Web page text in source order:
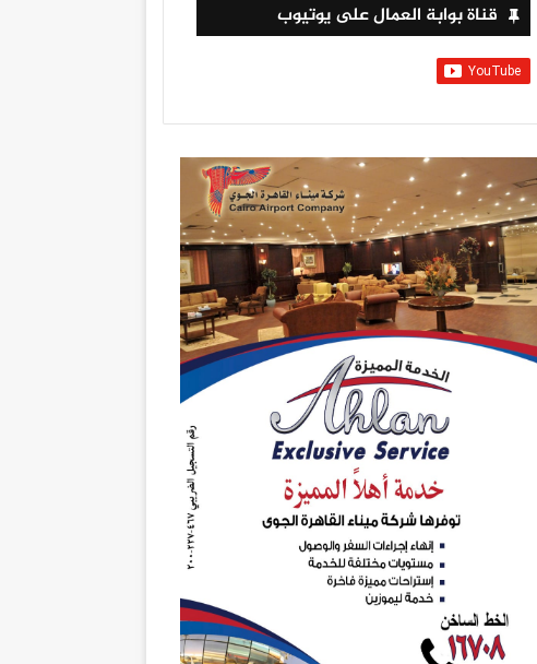
قناة بوابة العمال على يوتيوب